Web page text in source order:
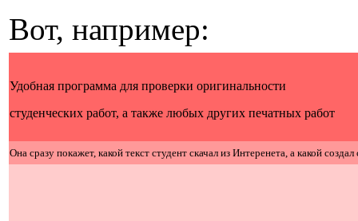
Вот, например:
Удобная программа для проверки оригинальности
студенческих работ, а также любых других печатных работ
Она сразу покажет, какой текст студент скачал из Интеренета, а какой